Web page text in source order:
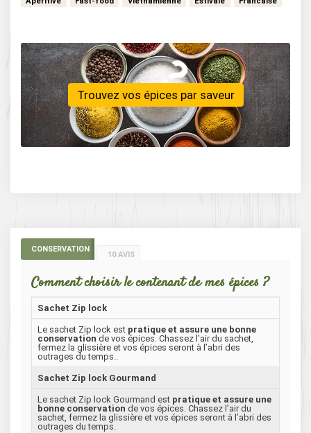
Trouvez vos épices par saveur
CONSERVATION
10 AVIS
Comment choisir le contenant de mes épices ?
Sachet Zip lock
Le sachet Zip lock est pratique et assure une bonne
conservation de vos épices. Chassez l’air du sachet,
fermez la glissière et vos épices seront à l’abri des
outrages du temps..
Sachet Zip lock Gourmand
Le sachet Zip lock Gourmand est pratique et assure une
bonne conservation de vos épices. Chassez l’air du
sachet, fermez la glissière et vos épices seront à l’abri des
outrages du temps.